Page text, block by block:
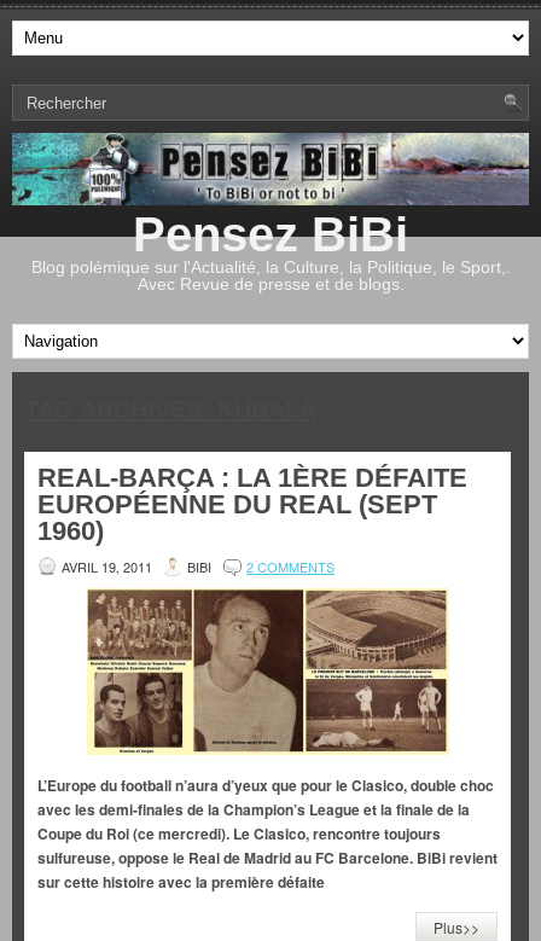
Pensez BiBi
Blog polémique sur l'Actualité, la Culture, la Politique, le Sport,.
Avec Revue de presse et de blogs.
REAL-BARÇA : LA 1ÈRE DÉFAITE
EUROPÉENNE DU REAL (SEPT
1960)
AVRIL 19, 2011 BIBI 2 COMMENTS
L’Europe du football n’aura d’yeux que pour le Clasico, double choc
avec les demi-finales de la Champion’s League et la finale de la
Coupe du Roi (ce mercredi). Le Clasico, rencontre toujours
sulfureuse, oppose le Real de Madrid au FC Barcelone. BiBi revient
sur cette histoire avec la première défaite
Plus>>